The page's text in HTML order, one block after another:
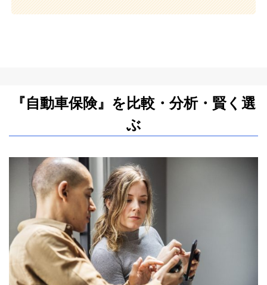
『自動車保険』を比較・分析・賢く選
ぶ